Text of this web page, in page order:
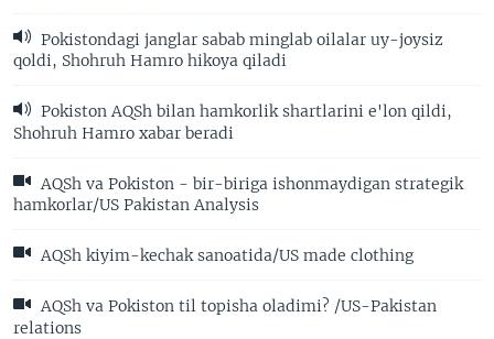
Pokistondagi janglar sabab minglab oilalar uy-joysiz
qoldi, Shohruh Hamro hikoya qiladi
Pokiston AQSh bilan hamkorlik shartlarini e'lon qildi,
Shohruh Hamro xabar beradi
AQSh va Pokiston - bir-biriga ishonmaydigan strategik
hamkorlar/US Pakistan Analysis
AQSh kiyim-kechak sanoatida/US made clothing
AQSh va Pokiston til topisha oladimi? /US-Pakistan
relations